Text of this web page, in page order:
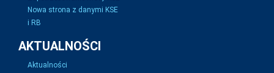
Nowa strona z danymi KSE
i RB
AKTUALNOŚCI
Aktualności